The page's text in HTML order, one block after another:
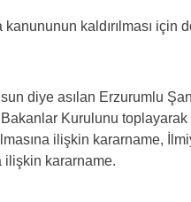
kaldırılması için
diye asılan Erzurumlu
Bakanlar Kurulunu
ilişkin kararname,
ilişkin kararname.